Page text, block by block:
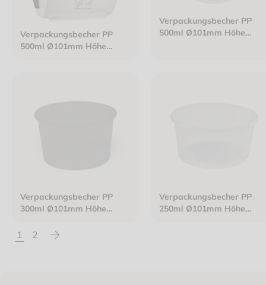
Verpackungsbecher PP
500ml Ø101mm Höhe
Verpackungsbecher PP
500ml Ø101mm Höhe
Verpackungsbecher PP
300ml Ø101mm Höhe
Verpackungsbecher PP
250ml Ø101mm Höhe
1 2